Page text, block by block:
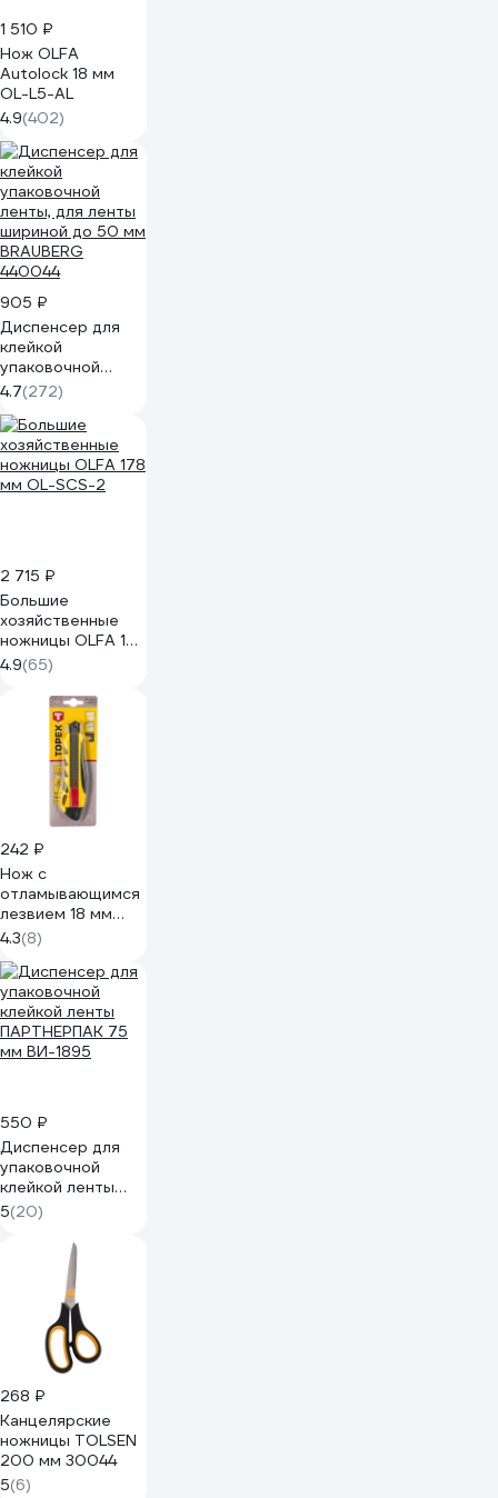
1 510 ₽
Нож OLFA
Autolock 18 мм
OL-L5-AL
4.9(402)
905 ₽
Диспенсер для
клейкой
упаковочной
ленты, для ленты
шириной до 50 мм
BRAUBERG
440044
4.7(272)
2 715 ₽
Большие
хозяйственные
ножницы OLFA 178
мм OL-SCS-2
4.9(65)
242 ₽
Нож с
отламывающимся
лезвием 18 мм
TOPEX 17B428
4.3(8)
550 ₽
Диспенсер для
упаковочной
клейкой ленты
ПАРТНЕРПАК 75
мм ВИ-1895
5(20)
268 ₽
Канцелярские
ножницы TOLSEN
200 мм 30044
5(6)